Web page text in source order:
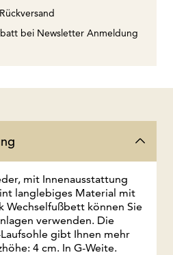
bei Newsletter Anmeldung
mit Innenausstattung
langlebiges Material mit
Wechselfußbett können Sie
verwenden. Die
gibt Ihnen mehr
4 cm. In G-Weite.